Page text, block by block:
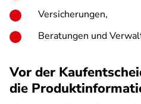
Versicherungen,
Beratungen und
Vor der
die